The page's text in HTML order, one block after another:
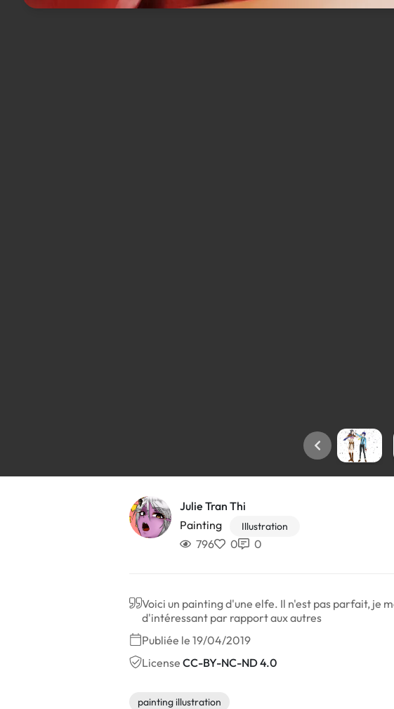
Julie Tran Thi
Painting
Illustration
796 0 0
Voici un painting d'une elfe. Il n'est pas parfait, je
d'intéressant par rapport aux autres
Publiée le 19/04/2019
License CC-BY-NC-ND 4.0
painting illustration